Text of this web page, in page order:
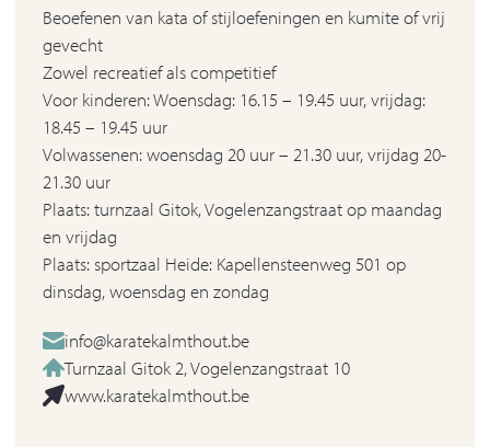
Beoefenen van kata of stijloefeningen en kumite of vrij
gevecht
Zowel recreatief als competitief
Voor kinderen: Woensdag: 16.15 – 19.45 uur, vrijdag:
18.45 – 19.45 uur
Volwassenen: woensdag 20 uur – 21.30 uur, vrijdag 20-
21.30 uur
Plaats: turnzaal Gitok, Vogelenzangstraat op maandag
en vrijdag
Plaats: sportzaal Heide: Kapellensteenweg 501 op
dinsdag, woensdag en zondag
info@karatekalmthout.be
Turnzaal Gitok 2, Vogelenzangstraat 10
www.karatekalmthout.be